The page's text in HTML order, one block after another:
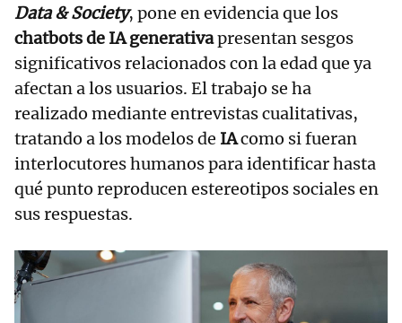
Data & Society, pone en evidencia que los
chatbots de IA generativapresentan sesgos
significativos relacionados con la edad que ya
afectan a los usuarios. El trabajo se ha
realizado mediante entrevistas cualitativas,
tratando a los modelos de IAcomo si fueran
interlocutores humanos para identificar hasta
qué punto reproducen estereotipos sociales en
sus respuestas.